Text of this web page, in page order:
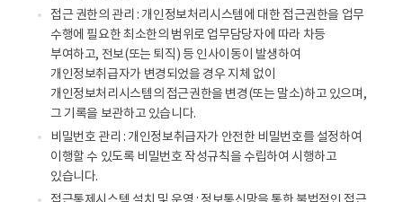
접근 권한의 관리 : 개인정보처리시스템에 대한 접근권한을 업무
수행에 필요한 최소한의 범위로 업무담당자에 따라 차등
부여하고, 전보(또는 퇴직) 등 인사이동이 발생하여
개인정보취급자가 변경되었을 경우 지체 없이
개인정보처리시스템의 접근권한을 변경(또는 말소)하고 있으며,
그 기록을 보관하고 있습니다.
비밀번호 관리 : 개인정보취급자가 안전한 비밀번호를 설정하여
이행할 수 있도록 비밀번호 작성규칙을 수립하여 시행하고
있습니다.